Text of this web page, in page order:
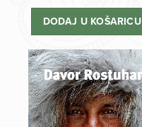
DODAJ U KOŠARICU